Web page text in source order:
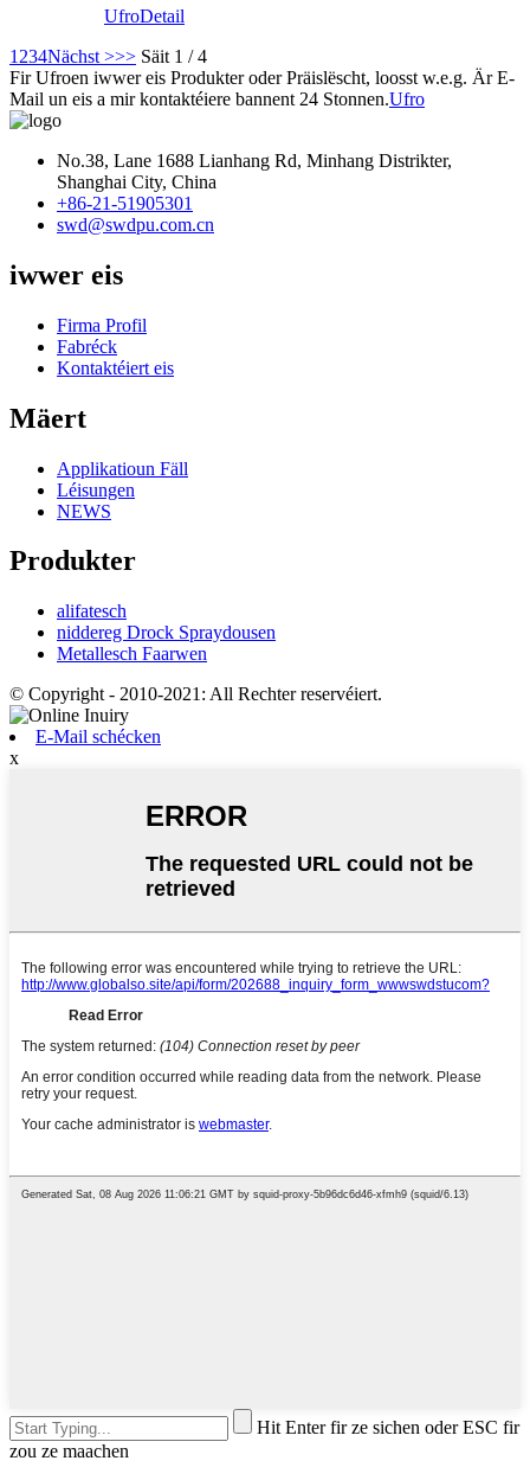
UfroDetail
1 234Nächst >>> Säit 1 / 4
Fir Ufroen iwwer eis Produkter oder Präislëscht, loosst w.e.g. Är E-
Mail un eis a mir kontaktéiere bannent 24 Stonnen.Ufro
No.38, Lane 1688 Lianhang Rd, Minhang Distrikter,
Shanghai City, China
+86-21-51905301
swd@swdpu.com.cn
iwwer eis
Firma Profil
Fabréck
Kontaktéiert eis
Mäert
Applikatioun Fäll
Léisungen
NEWS
Produkter
alifatesch
niddereg Drock Spraydousen
Metallesch Faarwen
© Copyright - 2010-2021: All Rechter reservéiert.
E-Mail schécken
x
Hit Enter fir ze sichen oder ESC fir
zou ze maachen